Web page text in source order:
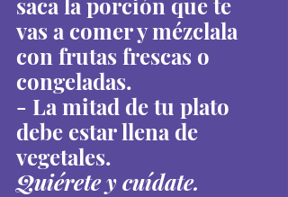
vas a comer y mézclala
con frutas frescas o
congeladas.
- La mitad de tu plato
debe estar llena de
vegetales.
Quiérete y cuídate.